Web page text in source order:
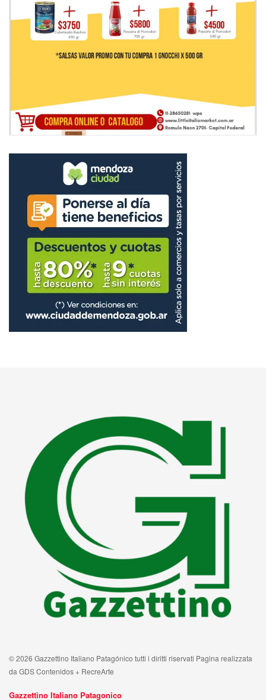
© 2026 Gazzettino Italiano Patagónico tutti i diritti riservati Pagina realizzata
da GDS Contenidos + RecreArte
Gazzettino Italiano Patagonico